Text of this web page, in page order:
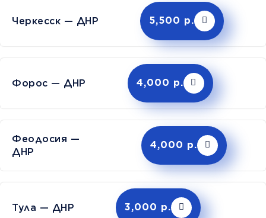
Черкесск — ДНР 5,500 р.
Форос — ДНР 4,000 р.
Феодосия —
ДНР
4,000 р.
Тула — ДНР 3,000 р.